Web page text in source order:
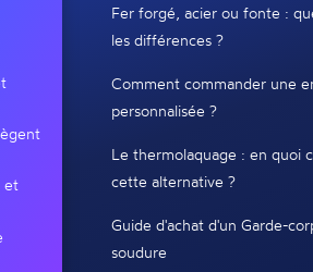
et
Fer forgé, acier ou fonte :
les différences ?
Comment commander une
personnalisée ?
Le thermolaquage : en quoi
cette alternative ?
Guide d'achat d'un Garde-
soudure